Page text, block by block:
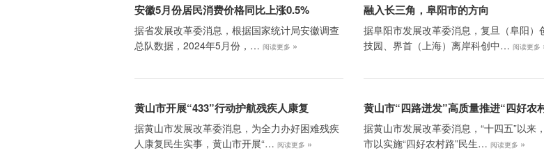
安徽5月份居民消费价格同比上涨0.5%
据省发展改革委消息，根据国家统计局安徽调查
总队数据，2024年5月份，…阅读更多 »
融入长三角，阜阳市的方向
据阜阳市发展改革委消息，复旦（阜阳）
技园、界首（上海）离岸科创中…阅读更多
黄山市开展“433”行动护航残疾人康复
据黄山市发展改革委消息，为全力办好困难残疾
人康复民生实事，黄山市开展“…阅读更多 »
黄山市“四路迸发”高质量推进“四好农
据黄山市发展改革委消息，“十四五”以来
市以实施“四好农村路”民生…阅读更多 »